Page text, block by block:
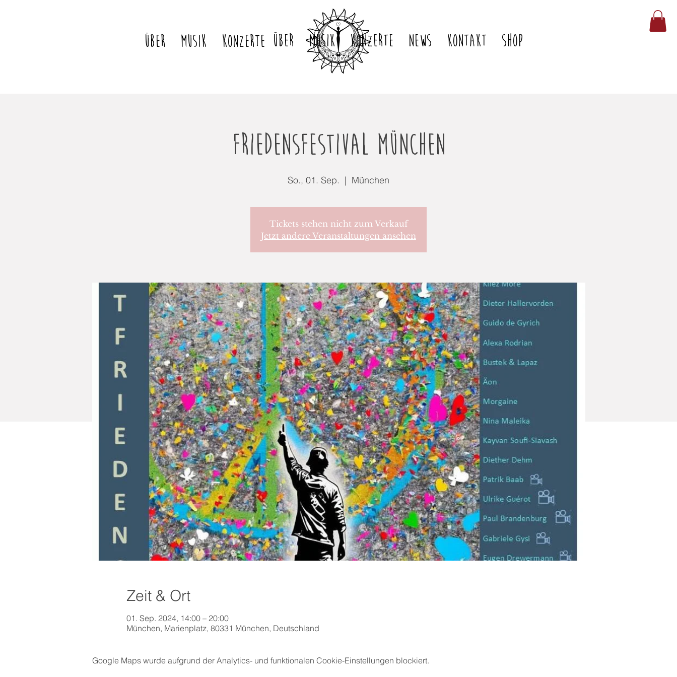
ÜBER MUSIK KONZERTE ÜBER MUSIK KONZERTE NEWS KONTAKT SHOP
Friedensfestival München
So., 01. Sep.
  |
München
Tickets stehen nicht zum Verkauf
Jetzt andere Veranstaltungen ansehen
Zeit & Ort
01. Sep. 2024, 14:00 – 20:00
München, Marienplatz, 80331 München, Deutschland
Google Maps wurde aufgrund der Analytics- und funktionalen Cookie-Einstellungen blockiert.